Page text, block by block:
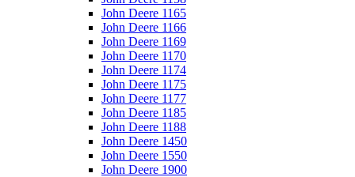
John Deere 1165
John Deere 1166
John Deere 1169
John Deere 1170
John Deere 1174
John Deere 1175
John Deere 1177
John Deere 1185
John Deere 1188
John Deere 1450
John Deere 1550
John Deere 1900